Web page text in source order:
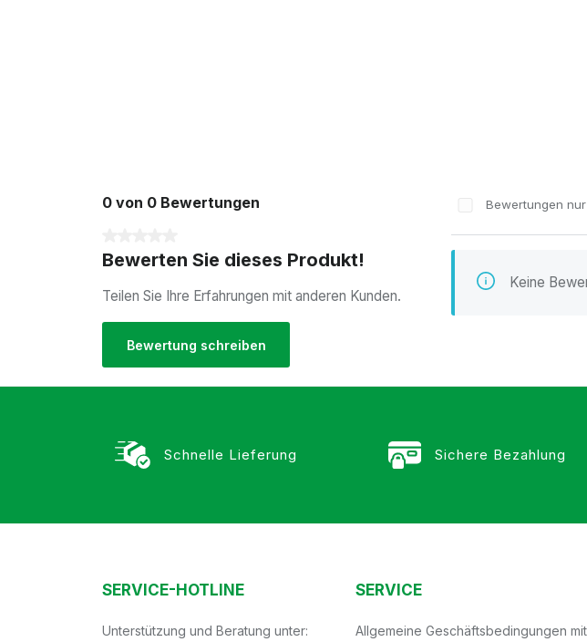
0 von 0 Bewertungen
Bewerten Sie dieses Produkt!
Teilen Sie Ihre Erfahrungen mit anderen Kunden.
Bewertung schreiben
Bewertungen
Keine
Schnelle Lieferung Sichere Bezahlung
SERVICE-HOTLINE
Unterstützung und Beratung unter:
SERVICE
Allgemeine Geschäftsbedingungen mit